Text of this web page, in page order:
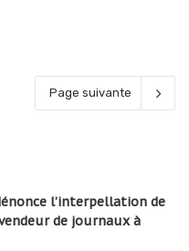
Page suivante
l’interpellation de
de journaux à